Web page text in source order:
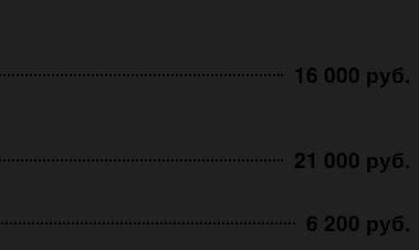
16 000 руб.
21 000 руб.
6 200 руб.